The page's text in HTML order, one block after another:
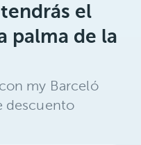
el
palma de la
my Barceló
descuento